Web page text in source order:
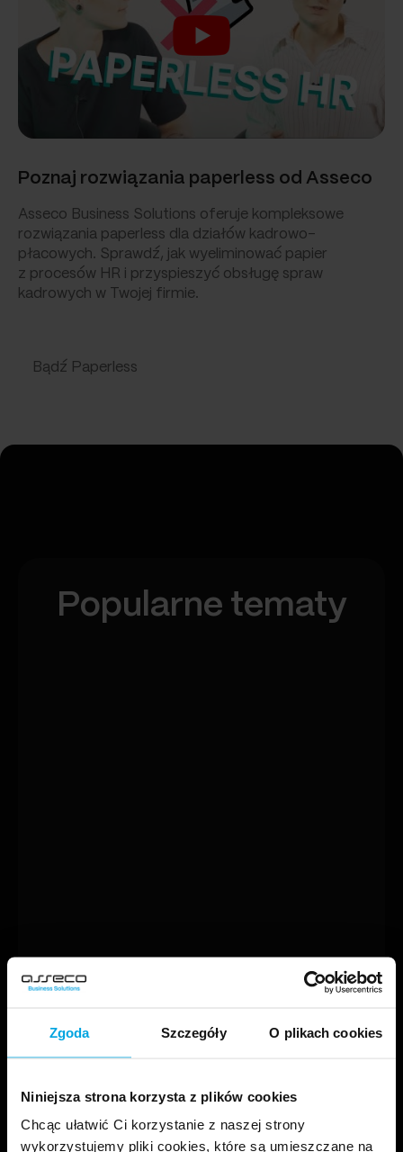
Zgoda Szczegóły O plikach cookies
Niniejsza strona korzysta z plików cookies
Chcąc ułatwić Ci korzystanie z naszej strony
wykorzystujemy pliki cookies, które są umieszczane na
Poznaj rozwiązania paperless od Asseco
Asseco Business Solutions oferuje kompleksowe
rozwiązania paperless dla działów kadrowo-
płacowych. Sprawdź, jak wyeliminować papier
z procesów HR i przyspieszyć obsługę spraw
kadrowych w Twojej firmie.
Bądź Paperless
Popularne tematy